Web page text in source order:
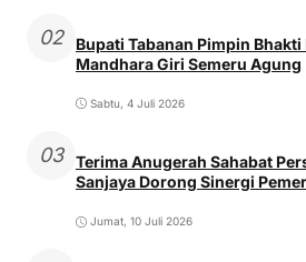
02
Bupati Tabanan Pimpin
Mandhara Giri Semeru Agung
Sabtu, 4 Juli 2026
03
Terima Anugerah Sahabat
Sanjaya Dorong Sinergi
Jumat, 10 Juli 2026